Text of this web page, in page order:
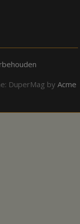
DuperMag by Acme